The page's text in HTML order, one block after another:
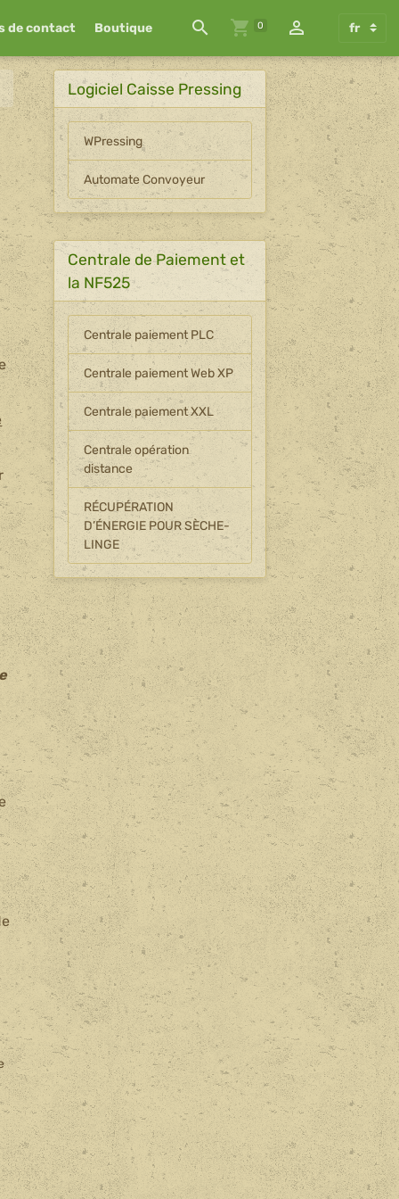
de contact Boutique 0
Logiciel Caisse Pressing
WPressing
Automate Convoyeur
Centrale de Paiement et
la NF525
Centrale paiement PLC
Centrale paiement Web XP
Centrale paiement XXL
Centrale opération
distance
RÉCUPÉRATION
D’ÉNERGIE POUR SÈCHE-
LINGE